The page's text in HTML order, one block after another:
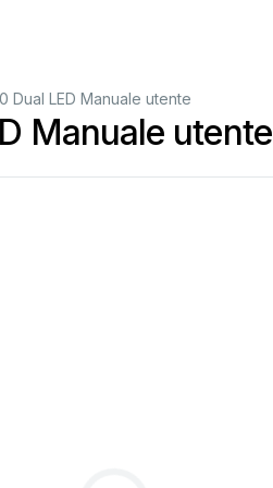
Dual LED Manuale utente
Manuale utente